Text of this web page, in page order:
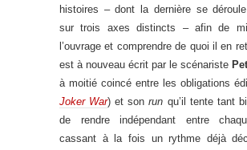
histoires – dont la dernière se
sur trois axes distincts – afin de
l’ouvrage et comprendre de quoi il en
est à nouveau écrit par le scénariste
à moitié coincé entre les obligations
Joker War) et sonrun qu’il tente tant
de rendre indépendant entre
cassant à la fois un rythme déjà